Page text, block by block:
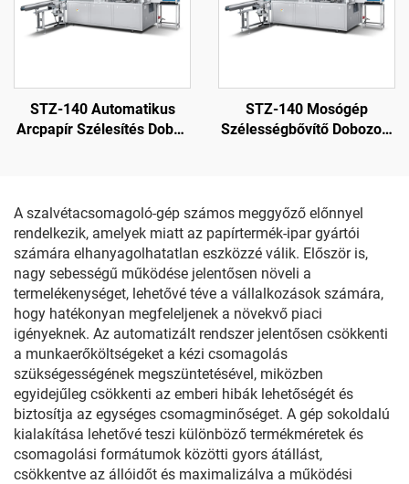
STZ-140 Automatikus
Arcpapír Szélesítés Doboz
STZ-140 Mosógép
Szélességbővítő Dobozoló
A szalvétacsomagoló-gép számos meggyőző előnnyel
rendelkezik, amelyek miatt az papírtermék-ipar gyártói
számára elhanyagolhatatlan eszközzé válik. Először is,
nagy sebességű működése jelentősen növeli a
termelékenységet, lehetővé téve a vállalkozások számára,
hogy hatékonyan megfeleljenek a növekvő piaci
igényeknek. Az automatizált rendszer jelentősen csökkenti
a munkaerőköltségeket a kézi csomagolás
szükségességének megszüntetésével, miközben
egyidejűleg csökkenti az emberi hibák lehetőségét és
biztosítja az egységes csomagminőséget. A gép sokoldalú
kialakítása lehetővé teszi különböző termékméretek és
csomagolási formátumok közötti gyors átállást,
csökkentve az állóidőt és maximalizálva a működési